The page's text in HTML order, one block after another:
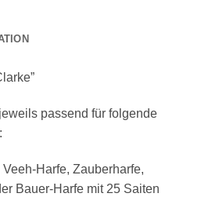
passend für folgende
Harfe, Zauberharfe,
Bauer-Harfe mit 25 Saiten